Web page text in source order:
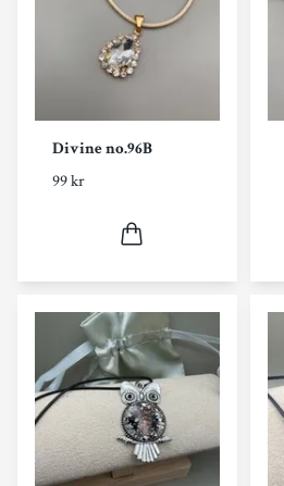
Divine no.96B
99 kr